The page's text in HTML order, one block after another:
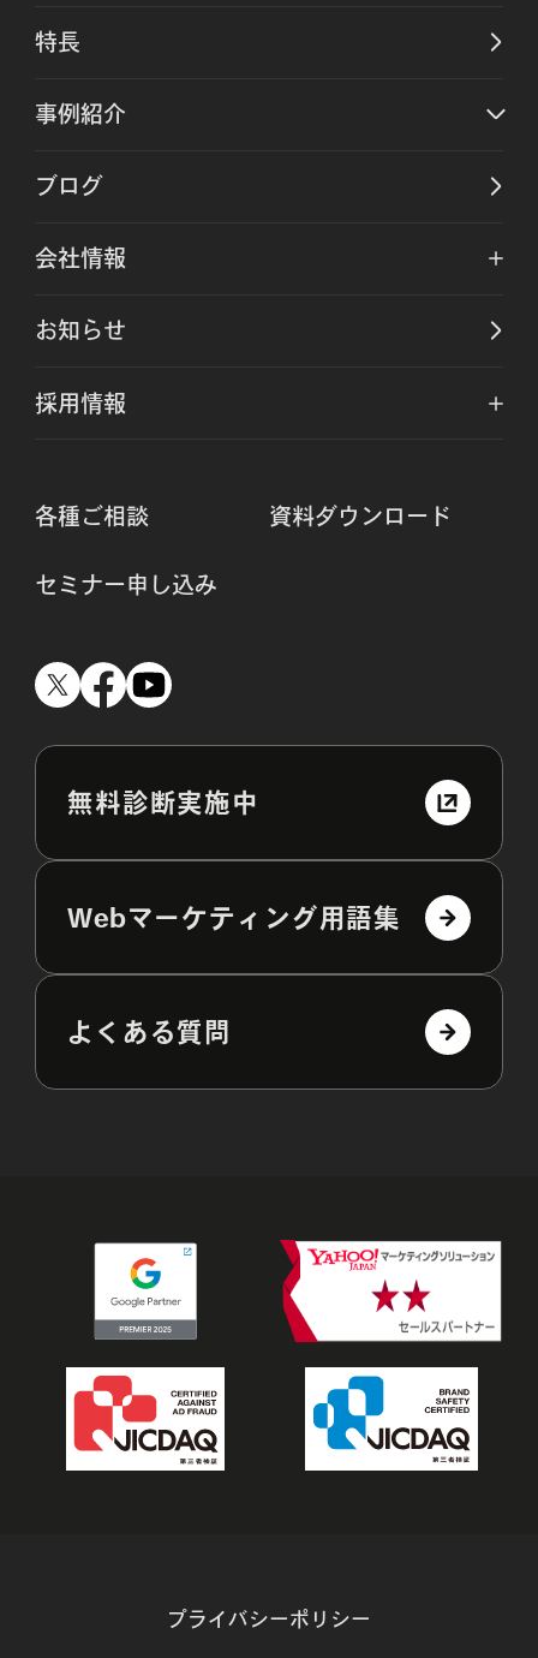
特長
事例紹介
ブログ
会社情報
お知らせ
採用情報
各種ご相談 資料ダウンロード
セミナー申し込み
無料診断実施中
Webマーケティング用語集
よくある質問
プライバシーポリシー